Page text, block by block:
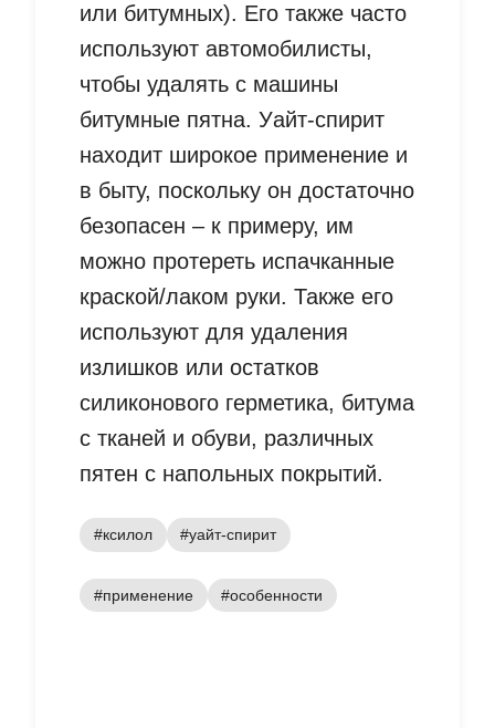
или битумных). Его также часто
используют автомобилисты,
чтобы удалять с машины
битумные пятна. Уайт-спирит
находит широкое применение и
в быту, поскольку он достаточно
безопасен – к примеру, им
можно протереть испачканные
краской/лаком руки. Также его
используют для удаления
излишков или остатков
силиконового герметика, битума
с тканей и обуви, различных
пятен с напольных покрытий.
#ксилол #уайт-спирит
#применение #особенности